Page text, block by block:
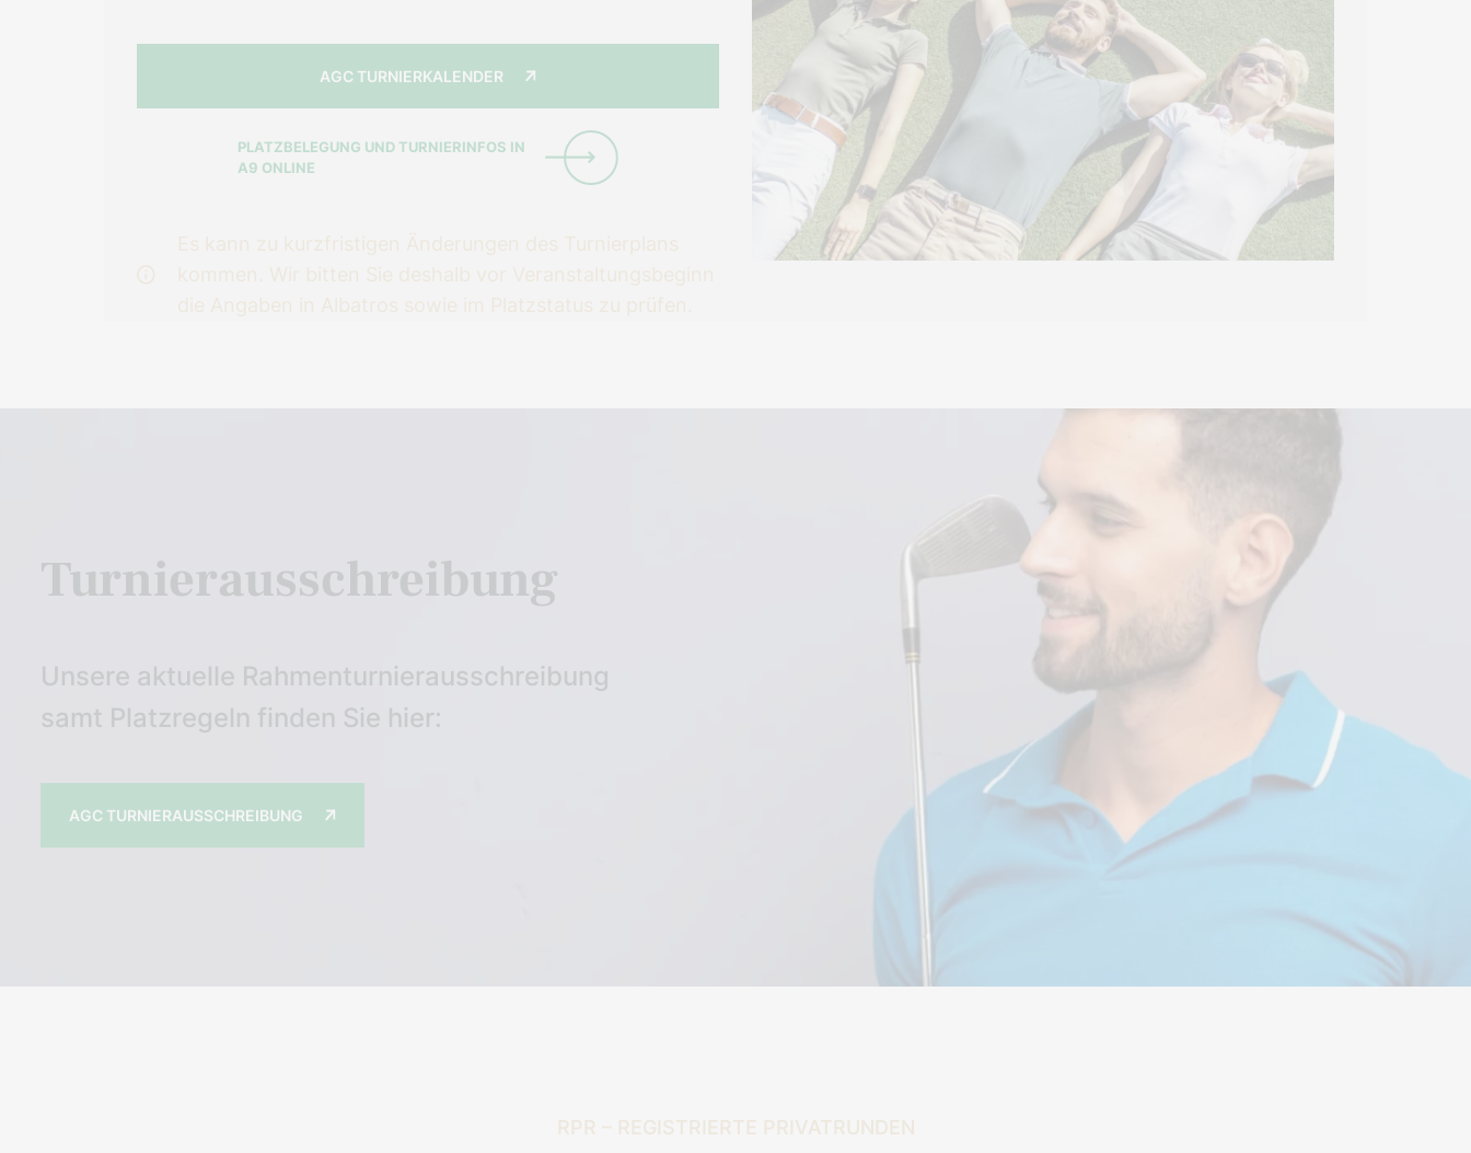
AGC TURNIERKALENDER
PLATZBELEGUNG UND TURNIERINFOS IN
A9 ONLINE
Es kann zu kurzfristigen Änderungen des Turnierplans
kommen. Wir bitten Sie deshalb vor Veranstaltungsbeginn
die Angaben in Albatros sowie im Platzstatus zu prüfen.
Turnierausschreibung
Unsere aktuelle Rahmenturnierausschreibung
samt Platzregeln finden Sie hier:
AGC TURNIERAUSSCHREIBUNG
RPR – REGISTRIERTE PRIVATRUNDEN